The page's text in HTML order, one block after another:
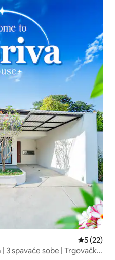
Prosječna
5 (22)
3 spavaće sobe | Trgovački